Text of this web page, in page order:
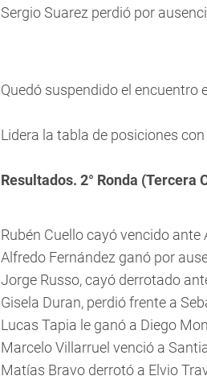
Sergio Suarez perdió por
Quedó suspendido el encuentro
Lidera la tabla de posiciones
Resultados. 2° Ronda (Tercera
Rubén Cuello cayó vencido ante
Alfredo Fernández ganó por
Jorge Russo, cayó derrotado
Gisela Duran, perdió frente a
Lucas Tapia le ganó a Diego
Marcelo Villarruel venció a
Matías Bravo derrotó a Elvio